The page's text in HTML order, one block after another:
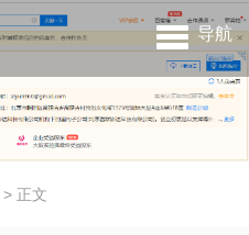
导航
> 正文